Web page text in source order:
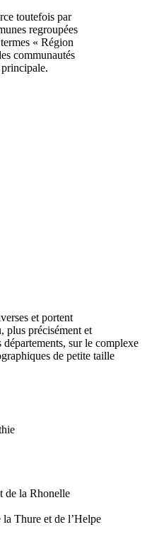
toutefois par
regroupées
« Région
communautés
et portent
plus précisément et
sur le complexe
de petite taille
de la Rhonelle
Thure et de l’Helpe